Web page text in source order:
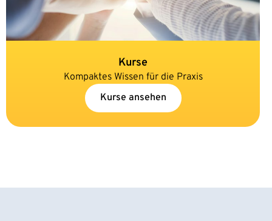
Kurse
Kompaktes Wissen für die Praxis
Kurse ansehen